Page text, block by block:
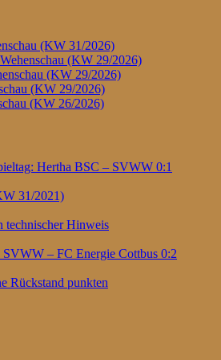
(KW 31/2026)
(KW 29/2026)
(KW 29/2026)
(KW 29/2026)
(KW 26/2026)
Hertha BSC – SVWW 0:1
31/2021)
technischer Hinweis
– FC Energie Cottbus 0:2
Rückstand punkten